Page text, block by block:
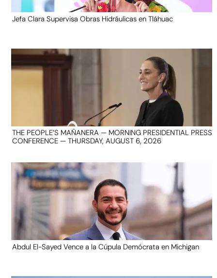
Jefa Clara Supervisa Obras Hidráulicas en Tláhuac
THE PEOPLE’S MAÑANERA — MORNING PRESIDENTIAL PRESS
CONFERENCE — THURSDAY, AUGUST 6, 2026
Abdul El-Sayed Vence a la Cúpula Demócrata en Michigan